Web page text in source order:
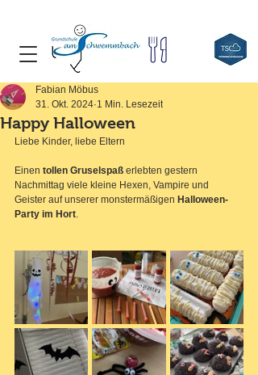
Happy Halloween
Fabian Möbus
31. Okt. 2024 1 Min. Lesezeit
Liebe Kinder, liebe Eltern
Einen tollen Gruselspaß erlebten gestern
Nachmittag viele kleine Hexen, Vampire und
Geister auf unserer monstermäßigen Halloween-
Party im Hort.